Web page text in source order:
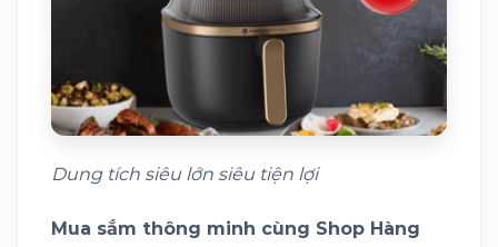
Dung tích siêu lớn siêu tiện lợi
Mua sắm thông minh cùng Shop Hàng